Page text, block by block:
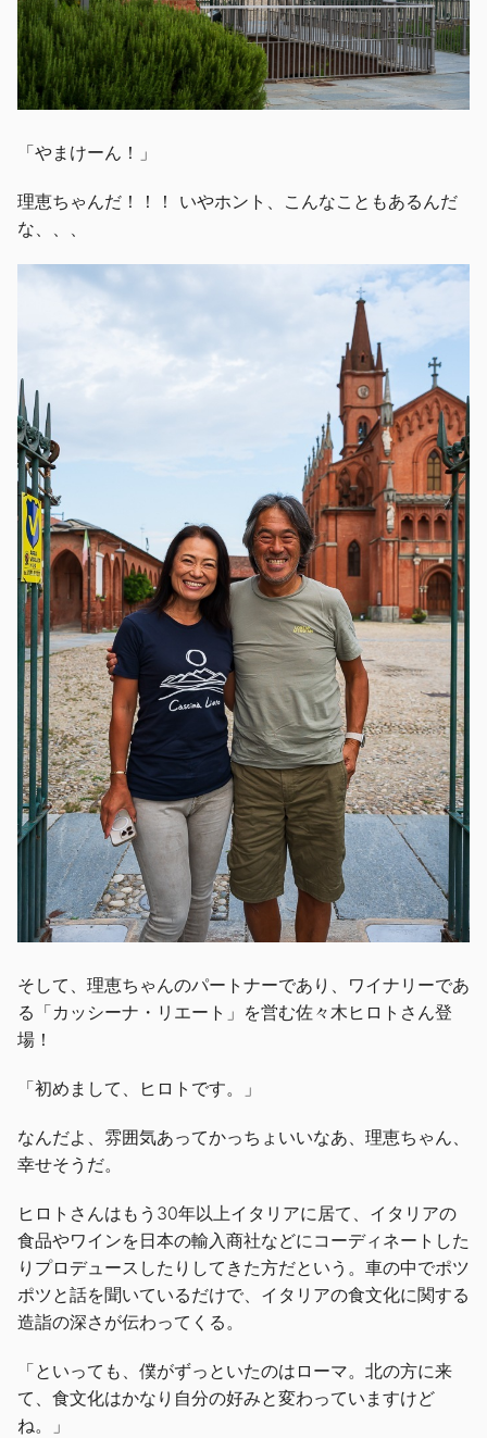
「やまけーん！」
理恵ちゃんだ！！！ いやホント、こんなこともあるんだ
な、、、
そして、理恵ちゃんのパートナーであり、ワイナリーであ
る「カッシーナ・リエート」を営む佐々木ヒロトさん登
場！
「初めまして、ヒロトです。」
なんだよ、雰囲気あってかっちょいいなあ、理恵ちゃん、
幸せそうだ。
ヒロトさんはもう30年以上イタリアに居て、イタリアの
食品やワインを日本の輸入商社などにコーディネートした
りプロデュースしたりしてきた方だという。車の中でポツ
ポツと話を聞いているだけで、イタリアの食文化に関する
造詣の深さが伝わってくる。
「といっても、僕がずっといたのはローマ。北の方に来
て、食文化はかなり自分の好みと変わっていますけど
ね。」